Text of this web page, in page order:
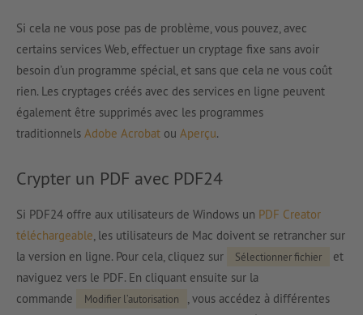
Si cela ne vous pose pas de problème, vous pouvez, avec
certains services Web, effectuer un cryptage fixe sans avoir
besoin d’un programme spécial, et sans que cela ne vous coût
rien. Les cryptages créés avec des services en ligne peuvent
également être supprimés avec les programmes
traditionnels Adobe Acrobat ou Aperçu.
Crypter un PDF avec PDF24
Si PDF24 offre aux utilisateurs de Windows un PDF Creator
téléchargeable , les utilisateurs de Mac doivent se retrancher sur
la version en ligne. Pour cela, cliquez sur
Sélectionner fichier
et
naviguez vers le PDF. En cliquant ensuite sur la
commande
Modifier l’autorisation
, vous accédez à différentes